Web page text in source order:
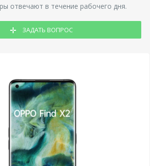
отвечают в течение рабочего дня.
ЗАДАТЬ ВОПРОС